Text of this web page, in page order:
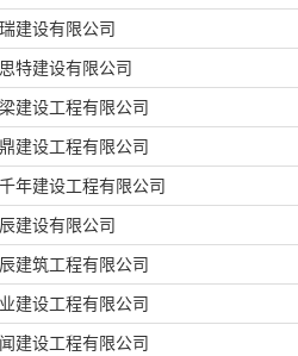
建设有限公司
特建设有限公司
建设工程有限公司
建设工程有限公司
年建设工程有限公司
建设有限公司
建筑工程有限公司
建设工程有限公司
建设工程有限公司